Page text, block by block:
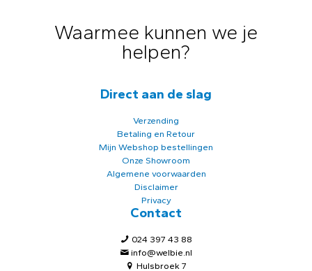
Waarmee kunnen we je
helpen?
Direct aan de slag
Verzending
Betaling en Retour
Mijn Webshop bestellingen
Onze Showroom
Algemene voorwaarden
Disclaimer
Privacy
Contact
024 397 43 88
info@welbie.nl
Hulsbroek 7